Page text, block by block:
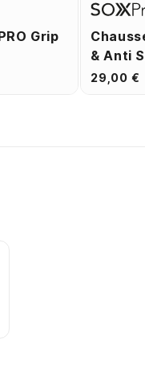
Grip
& Anti
29,00 €